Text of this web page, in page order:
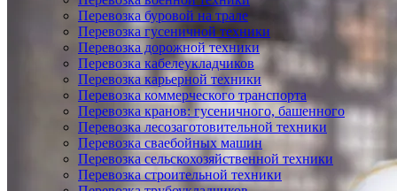
Перевозка буровой на трале
Перевозка гусеничной техники
Перевозка дорожной техники
Перевозка кабелеукладчиков
Перевозка карьерной техники
Перевозка коммерческого транспорта
Перевозка кранов: гусеничного, башенного
Перевозка лесозаготовительной техники
Перевозка сваебойных машин
Перевозка сельскохозяйственной техники
Перевозка строительной техники